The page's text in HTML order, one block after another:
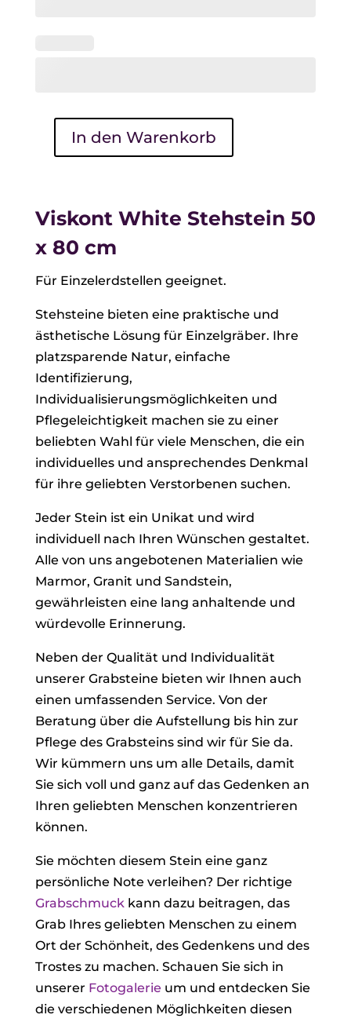
Viskont
50
80
cm
In den Warenkorb
Viskont White Stehstein 50
x 80 cm
Für Einzelerdstellen geeignet.
Stehsteine bieten eine praktische und
ästhetische Lösung für Einzelgräber. Ihre
platzsparende Natur, einfache
Identifizierung,
Individualisierungsmöglichkeiten und
Pflegeleichtigkeit machen sie zu einer
beliebten Wahl für viele Menschen, die ein
individuelles und ansprechendes Denkmal
für ihre geliebten Verstorbenen suchen.
Jeder Stein ist ein Unikat und wird
individuell nach Ihren Wünschen gestaltet.
Alle von uns angebotenen Materialien wie
Marmor, Granit und Sandstein,
gewährleisten eine lang anhaltende und
würdevolle Erinnerung.
Neben der Qualität und Individualität
unserer Grabsteine bieten wir Ihnen auch
einen umfassenden Service. Von der
Beratung über die Aufstellung bis hin zur
Pflege des Grabsteins sind wir für Sie da.
Wir kümmern uns um alle Details, damit
Sie sich voll und ganz auf das Gedenken an
Ihren geliebten Menschen konzentrieren
können.
Sie möchten diesem Stein eine ganz
persönliche Note verleihen? Der richtige
Grabschmuckkann dazu beitragen, das
Grab Ihres geliebten Menschen zu einem
Ort der Schönheit, des Gedenkens und des
Trostes zu machen. Schauen Sie sich in
unserer Fotogalerie um und entdecken Sie
die verschiedenen Möglichkeiten diesen